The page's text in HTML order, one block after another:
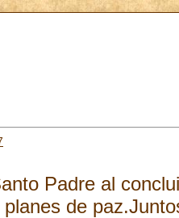
Padre al
planes de